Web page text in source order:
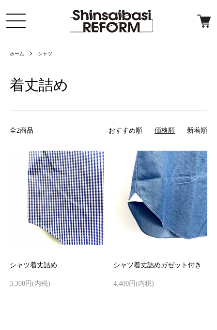
ホーム シャツ
着丈詰め
全2商品 おすすめ順 価格順 新着順
シャツ着丈詰め
3,300円(内税)
シャツ着丈詰めガゼット付き
4,400円(内税)